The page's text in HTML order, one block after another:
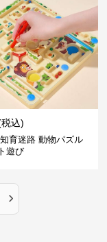
込)
育迷路 動物パズル
遊び
›